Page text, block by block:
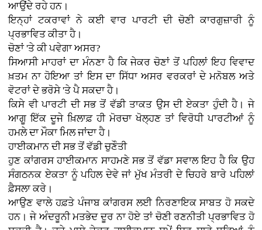
ਆਉਂਦੇ ਰਹੇ ਹਨ।
ਇਨ੍ਹਾਂ ਟਕਰਾਵਾਂ ਨੇ ਕਈ ਵਾਰ ਪਾਰਟੀ ਦੀ ਚੋਣੀ ਕਾਰਗੁਜ਼ਾਰੀ ਨੂੰ
ਪ੍ਰਭਾਵਿਤ ਕੀਤਾ ਹੈ।
ਚੋਣਾਂ 'ਤੇ ਕੀ ਪਵੇਗਾ ਅਸਰ?
ਸਿਆਸੀ ਮਾਹਰਾਂ ਦਾ ਮੰਨਣਾ ਹੈ ਕਿ ਜੇਕਰ ਚੋਣਾਂ ਤੋਂ ਪਹਿਲਾਂ ਇਹ ਵਿਵਾਦ
ਖ਼ਤਮ ਨਾ ਹੋਇਆ ਤਾਂ ਇਸ ਦਾ ਸਿੱਧਾ ਅਸਰ ਵਰਕਰਾਂ ਦੇ ਮਨੋਬਲ ਅਤੇ
ਵੋਟਰਾਂ ਦੇ ਭਰੋਸੇ 'ਤੇ ਪੈ ਸਕਦਾ ਹੈ।
ਕਿਸੇ ਵੀ ਪਾਰਟੀ ਦੀ ਸਭ ਤੋਂ ਵੱਡੀ ਤਾਕਤ ਉਸ ਦੀ ਏਕਤਾ ਹੁੰਦੀ ਹੈ। ਜੇ
ਆਗੂ ਇੱਕ ਦੂਜੇ ਖ਼ਿਲਾਫ਼ ਹੀ ਮੋਰਚਾ ਖੋਲ੍ਹਣ ਤਾਂ ਵਿਰੋਧੀ ਪਾਰਟੀਆਂ ਨੂੰ
ਹਮਲੇ ਦਾ ਮੌਕਾ ਮਿਲ ਜਾਂਦਾ ਹੈ।
ਹਾਈਕਮਾਨ ਦੀ ਸਭ ਤੋਂ ਵੱਡੀ ਚੁਣੌਤੀ
ਹੁਣ ਕਾਂਗਰਸ ਹਾਈਕਮਾਨ ਸਾਹਮਣੇ ਸਭ ਤੋਂ ਵੱਡਾ ਸਵਾਲ ਇਹ ਹੈ ਕਿ ਉਹ
ਸੰਗਠਨਕ ਏਕਤਾ ਨੂੰ ਪਹਿਲ ਦੇਵੇ ਜਾਂ ਮੁੱਖ ਮੰਤਰੀ ਦੇ ਚਿਹਰੇ ਬਾਰੇ ਪਹਿਲਾਂ
ਫ਼ੈਸਲਾ ਕਰੇ।
ਆਉਣ ਵਾਲੇ ਹਫ਼ਤੇ ਪੰਜਾਬ ਕਾਂਗਰਸ ਲਈ ਨਿਰਣਾਇਕ ਸਾਬਤ ਹੋ ਸਕਦੇ
ਹਨ। ਜੇ ਅੰਦਰੂਨੀ ਮਤਭੇਦ ਦੂਰ ਨਾ ਹੋਏ ਤਾਂ ਚੋਣੀ ਰਣਨੀਤੀ ਪ੍ਰਭਾਵਿਤ ਹੋ